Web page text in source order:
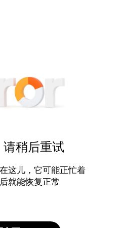
稍后重试
这儿，它可能正忙着
就能恢复正常